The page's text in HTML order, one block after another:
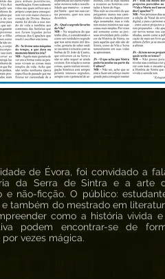
de Évora, foi convidado a
da Serra de Sintra e a arte
e não-ficção. O público:
também do mestrado em
como a história vivida
podem encontrar-se de
vezes mágica.